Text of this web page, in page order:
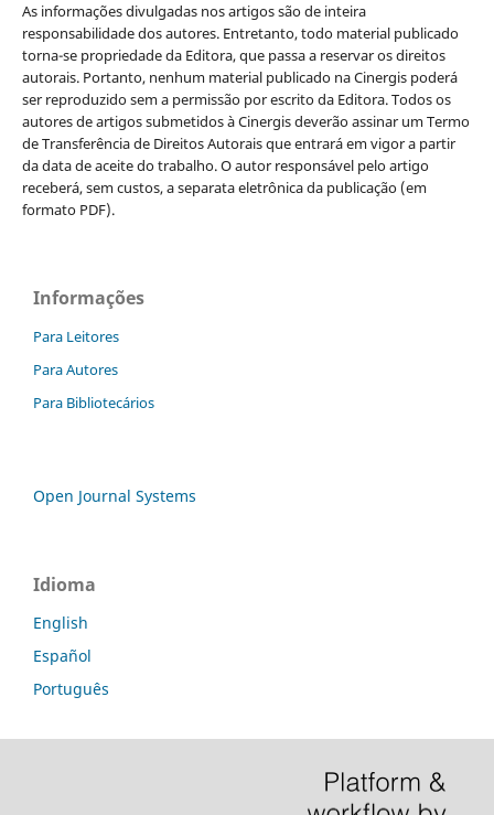
As informações divulgadas nos artigos são de inteira
responsabilidade dos autores. Entretanto, todo material publicado
torna-se propriedade da Editora, que passa a reservar os direitos
autorais. Portanto, nenhum material publicado na Cinergis poderá
ser reproduzido sem a permissão por escrito da Editora. Todos os
autores de artigos submetidos à Cinergis deverão assinar um Termo
de Transferência de Direitos Autorais que entrará em vigor a partir
da data de aceite do trabalho. O autor responsável pelo artigo
receberá, sem custos, a separata eletrônica da publicação (em
formato PDF).
Informações
Para Leitores
Para Autores
Para Bibliotecários
Open Journal Systems
Idioma
English
Español
Português